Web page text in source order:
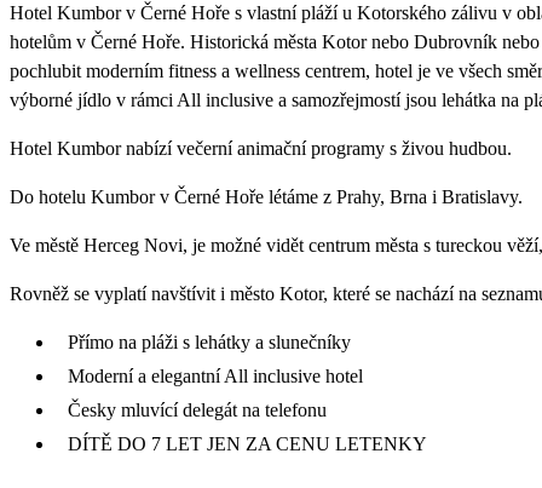
Hotel Kumbor v Černé Hoře s vlastní pláží u Kotorského zálivu v
hotelům v Černé Hoře. Historická města Kotor nebo Dubrovník
pochlubit moderním fitness a wellness centrem, hotel je ve všech
výborné jídlo v rámci All inclusive a samozřejmostí jsou lehátka na
Hotel Kumbor nabízí večerní animační programy s živou hudbou.
Do hotelu Kumbor v Černé Hoře létáme z Prahy, Brna i Bratislavy.
Ve městě Herceg Novi, je možné vidět centrum města s tureckou
Rovněž se vyplatí navštívit i město Kotor, které se nachází na
Přímo na pláži s lehátky a slunečníky
Moderní a elegantní All inclusive hotel
Česky mluvící delegát na telefonu
DÍTĚ DO 7 LET JEN ZA CENU LETENKY